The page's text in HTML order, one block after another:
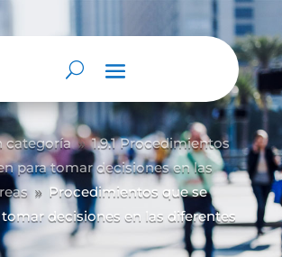
categoría 9 1.9.1 Procedimientos
para tomar decisiones en las
9
Procedimientos que se
decisiones en las diferentes